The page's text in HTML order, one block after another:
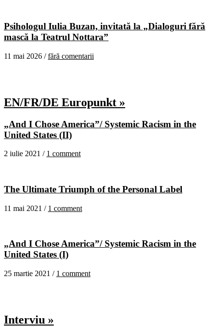
Psihologul Iulia Buzan, invitată la „Dialoguri fără
mască la Teatrul Nottara”
11 mai 2026 /fără comentarii
EN/FR/DE Europunkt »
„And I Chose America”/ Systemic Racism in the
United States (II)
2 iulie 2021 / 1 comment
The Ultimate Triumph of the Personal Label
11 mai 2021 / 1 comment
„And I Chose America”/ Systemic Racism in the
United States (I)
25 martie 2021 / 1 comment
Interviu »